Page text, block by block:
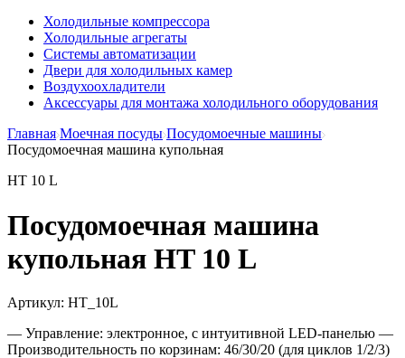
Холодильные компрессора
Холодильные агрегаты
Системы автоматизации
Двери для холодильных камер
Воздухоохладители
Аксессуары для монтажа холодильного оборудования
Главная Моечная посуды Посудомоечные машины
Посудомоечная машина купольная
HT 10 L
Посудомоечная машина
купольная HT 10 L
Артикул: HT_10L
— Управление: электронное, с интуитивной LED-панелью —
Производительность по корзинам: 46/30/20 (для циклов 1/2/3)